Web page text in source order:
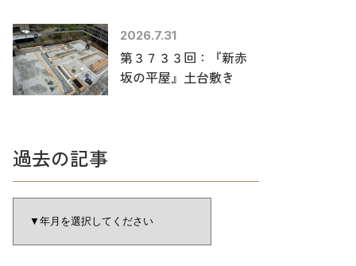
2026.7.31
第３７３３回：『新赤
坂の平屋』土台敷き
過去の記事